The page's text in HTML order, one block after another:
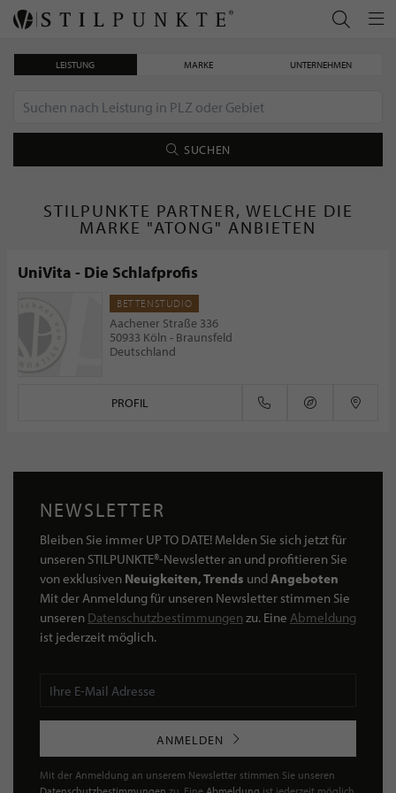
LEISTUNG MARKE UNTERNEHMEN
SUCHEN
STILPUNKTE PARTNER, WELCHE DIE
MARKE "ATONG" ANBIETEN
UniVita - Die Schlafprofis
BETTENSTUDIO
Aachener Straße 336
50933 Köln - Braunsfeld
Deutschland
PROFIL
NEWSLETTER
Bleiben Sie immer UP TO DATE! Melden Sie sich jetzt für
unseren STILPUNKTE®-Newsletter an und profitieren Sie
von exklusiven Neuigkeiten, Trends undAngeboten
Mit der Anmeldung für unseren Newsletter stimmen Sie
unseren Datenschutzbestimmungen zu. Eine Abmeldung
ist jederzeit möglich.
ANMELDEN
Mit der Anmeldung an unserem Newsletter stimmen Sie unseren